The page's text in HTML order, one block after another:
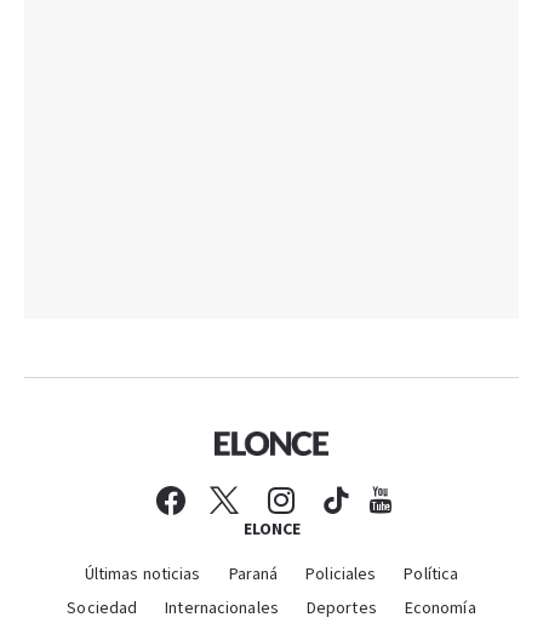
ELONCE
Últimas noticias Paraná Policiales
Política
Sociedad
Internacionales Deportes Economía